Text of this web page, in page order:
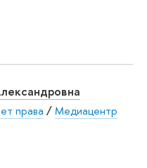
права /Медиацентр